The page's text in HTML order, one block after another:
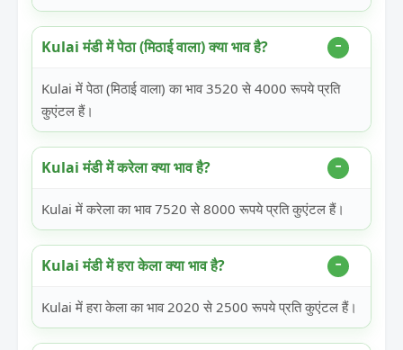
Kulai मंडी में पेठा (मिठाई वाला) क्या भाव है?
Kulai में पेठा (मिठाई वाला) का भाव 3520 से 4000 रूपये प्रति
कुएंटल हैं।
Kulai मंडी में करेला क्या भाव है?
Kulai में करेला का भाव 7520 से 8000 रूपये प्रति कुएंटल हैं।
Kulai मंडी में हरा केला क्या भाव है?
Kulai में हरा केला का भाव 2020 से 2500 रूपये प्रति कुएंटल हैं।